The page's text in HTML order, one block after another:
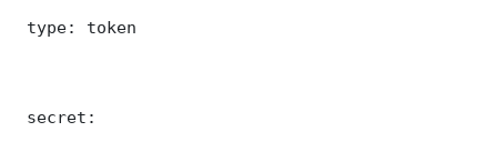
type: token
secret: